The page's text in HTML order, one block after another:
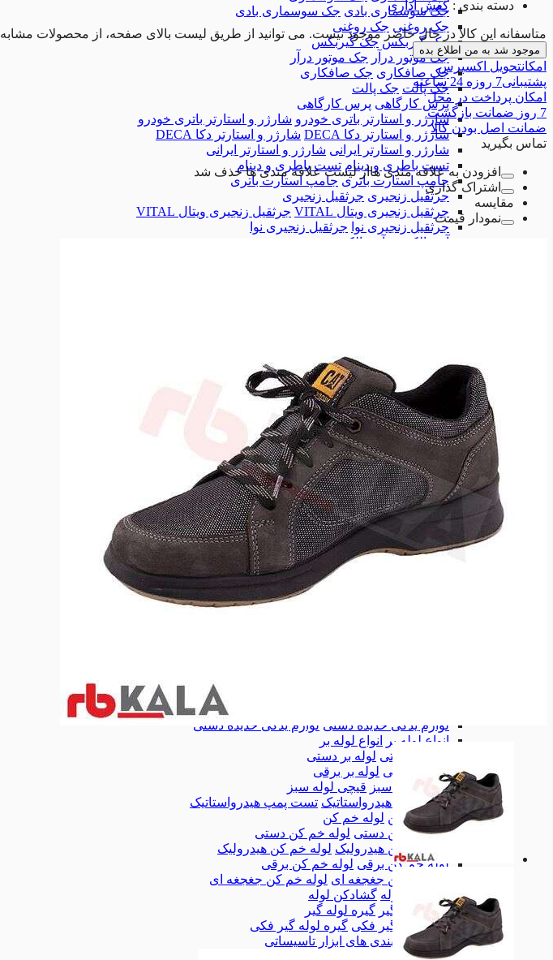
جک سوسماری بادی جک سوسماری بادی
جک روغنی جک روغنی
جک گیربکس جک گیربکس
جک موتور درآر جک موتور درآر
جک صافکاری جک صافکاری
جک پالت جک پالت
پرس کارگاهی پرس کارگاهی
شارژر و استارتر باتری خودرو شارژر و استارتر باتری خودرو
شارژر و استارتر دکا DECA
شارژر و استارتر دکا DECA
شارژر و استارتر ایرانی شارژر و استارتر ایرانی
تست باطری و دینام تست باطری و دینام
جامپ استارت باتری جامپ استارت باتری
جرثقیل زنجیری جرثقیل زنجیری
جرثقیل زنجیری ویتال VITAL
جرثقیل زنجیری ویتال VITAL
جرثقیل زنجیری نوا جرثقیل زنجیری نوا
آون الکترود
آون الکترود
ابزارآلات تعمیرگاهی
انواع آچار لوله گیر
لوازم یدکی حدیده برقی
لوازم یدکی حدیده دستی لوازم یدکی حدیده دستی
انواع لوله بر
انواع لوله بر
لوله بر دستی لوله بر دستی
لوله بر برقی لوله بر برقی
قیچی لوله سبز قیچی لوله سبز
تست پمپ هیدرواستاتیک تست پمپ هیدرواستاتیک
لوله خم کن لوله خم کن
لوله خم کن دستی لوله خم کن دستی
لوله خم کن هیدرولیک لوله خم کن هیدرولیک
لوله خم کن برقی لوله خم کن برقی
لوله خم کن جغجغه ای لوله خم کن جغجغه ای
گشادکن لوله گشادکن لوله
گیره لوله گیر گیره لوله گیر
گیره لوله گیر فکی گیره لوله گیر فکی
همه دسته بندی های ابزار تاسیساتی
دسته بندی : کفش اداری
متاسفانه این کالا در حال حاضر موجود نیست. می توانید از طریق لیست بالای صفحه، از محصولات مشابه
موجود شد به من اطلاع بده
امکانتحویل اکسپرس
پشتیبانی7 روزه 24 ساعته
امکان پرداخت در محل
7 روز
ضمانت بازگشت
ضمانت اصل بودن کالا
تماس بگیرید
افزودن به علاقه مندی هااز لیست علاقه مندی ها حذف شد
اشتراک گذاری
مقایسه
نمودار قیمت